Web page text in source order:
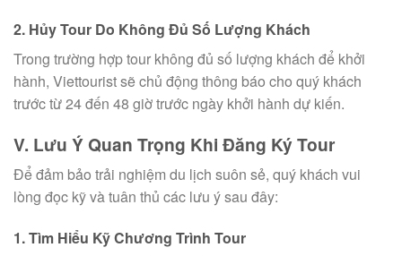
2. Hủy Tour Do Không Đủ Số Lượng Khách
Trong trường hợp tour không đủ số lượng khách để khởi
hành, Viettourist sẽ chủ động thông báo cho quý khách
trước từ 24 đến 48 giờ trước ngày khởi hành dự kiến.
V. Lưu Ý Quan Trọng Khi Đăng Ký Tour
Để đảm bảo trải nghiệm du lịch suôn sẻ, quý khách vui
lòng đọc kỹ và tuân thủ các lưu ý sau đây:
1. Tìm Hiểu Kỹ Chương Trình Tour